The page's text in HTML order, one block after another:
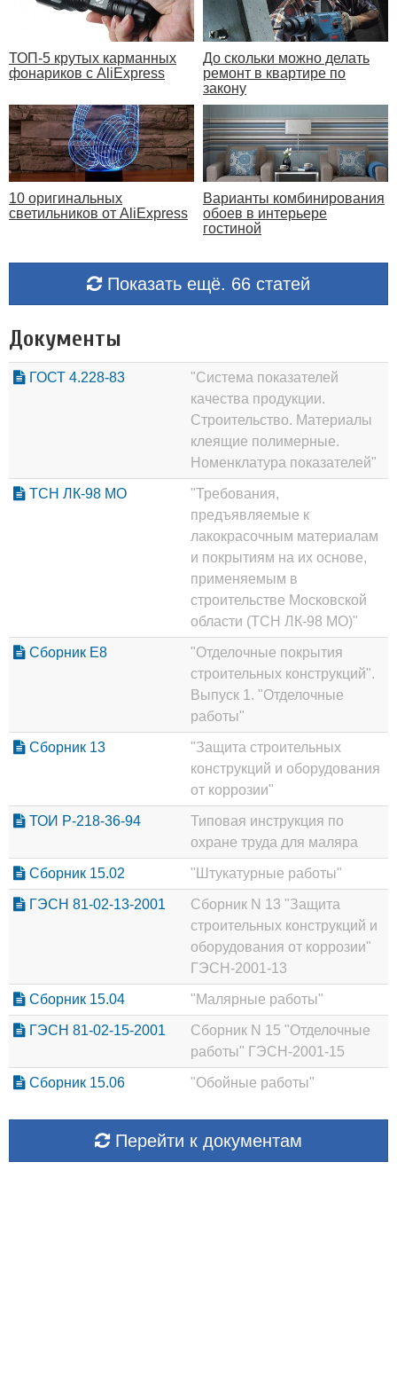
ТОП-5 крутых карманных
фонариков с AliExpress
До скольки можно делать
ремонт в квартире по
закону
10 оригинальных
светильников от AliExpress
Варианты комбинирования
обоев в интерьере
гостиной
Показать ещё. 66 статей
Документы
ГОСТ 4.228-83
"Система показателей
качества продукции.
Строительство. Материалы
клеящие полимерные.
Номенклатура показателей"
ТСН ЛК-98 МО
"Требования,
предъявляемые к
лакокрасочным материалам
и покрытиям на их основе,
применяемым в
строительстве Московской
области (ТСН ЛК-98 МО)"
Сборник Е8
"Отделочные покрытия
строительных конструкций".
Выпуск 1. "Отделочные
работы"
Сборник 13
"Защита строительных
конструкций и оборудования
от коррозии"
ТОИ Р-218-36-94
Типовая инструкция по
охране труда для маляра
Сборник 15.02 "Штукатурные работы"
ГЭСН 81-02-13-2001
Сборник N 13 "Защита
строительных конструкций и
оборудования от коррозии"
ГЭСН-2001-13
Сборник 15.04 "Малярные работы"
ГЭСН 81-02-15-2001
Сборник N 15 "Отделочные
работы" ГЭСН-2001-15
Сборник 15.06 "Обойные работы"
Перейти к документам